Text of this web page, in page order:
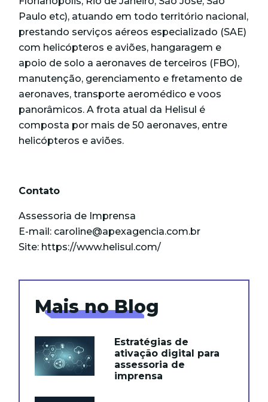
Paulo etc), atuando em todo território nacional,
prestando serviços aéreos especializado (SAE)
com helicópteros e aviões, hangaragem e
apoio de solo a aeronaves de terceiros (FBO),
manutenção, gerenciamento e fretamento de
aeronaves, transporte aeromédico e voos
panorâmicos. A frota atual da Helisul é
composta por mais de 50 aeronaves, entre
helicópteros e aviões.
Contato
Assessoria de Imprensa
E-mail: caroline@apexagencia.com.br
Site: https://www.helisul.com/
Mais no Blog
Estratégias de
ativação digital para
assessoria de
imprensa